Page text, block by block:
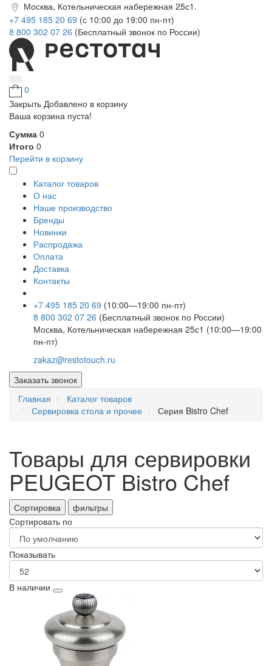
Москва, Котельническая набережная 25с1.
+7 495 185 20 69 (с 10:00 до 19:00 пн-пт)
8 800 302 07 26 (Бесплатный звонок по России)
0
Закрыть Добавлено в корзину
Ваша корзина пуста!
Сумма 0
Итого 0
Перейти в корзину
Каталог товаров
О нас
Наше производство
Бренды
Новинки
Распродажа
Оплата
Доставка
Контакты
+7 495 185 20 69 (10:00—19:00 пн-пт)
8 800 302 07 26 (Бесплатный звонок по России)
Москва, Котельническая набережная 25с1 (10:00—19:00
пн-пт)
zakaz@restotouch.ru
Заказать звонок
Главная
Каталог товаров
Сервировка стола и прочее
Серия Bistro Chef
Товары для сервировки
PEUGEOT Bistro Chef
Сортировка
фильтры
Сортировать по
Показывать
В наличии